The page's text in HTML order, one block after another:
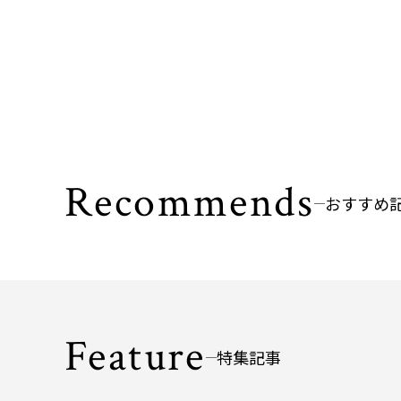
Recommends おすすめ
Feature 特集記事